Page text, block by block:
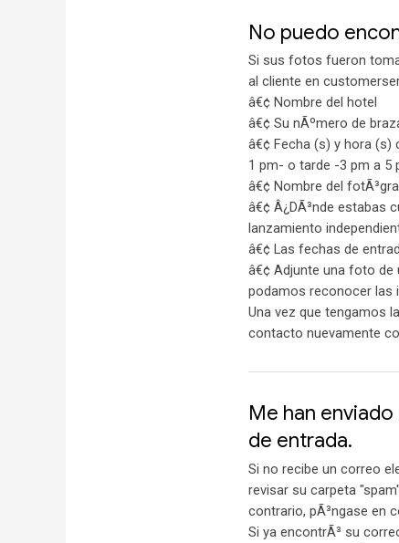
No puedo
Si sus fotos fueron
al cliente en
â€¢ Nombre del hotel
â€¢ Su nÃºmero de
â€¢ Fecha (s) y hora
1 pm- o tarde -3 pm a 5
â€¢ Nombre del
â€¢ Â¿DÃ³nde estabas
lanzamiento
â€¢ Las fechas de
â€¢ Adjunte una foto
podamos reconocer las
Una vez que tengamos
contacto nuevamente
Me han
de entrada.
Si no recibe un correo
revisar su carpeta
contrario, pÃ³ngase en
Si ya encontrÃ³ su